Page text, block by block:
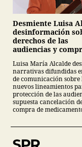
Desmiente Luisa
desinformación
derechos de las
audiencias y
Luisa María Alcalde
narrativas difundidas
de comunicación sobre
nuevos lineamientos
protección de las
supuesta cancelación
compra de